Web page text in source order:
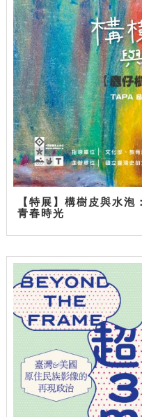
【特展】構樹皮與水
青春時光